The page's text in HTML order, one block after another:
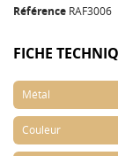
Référence RAF3006
FICHE
Métal
Couleur